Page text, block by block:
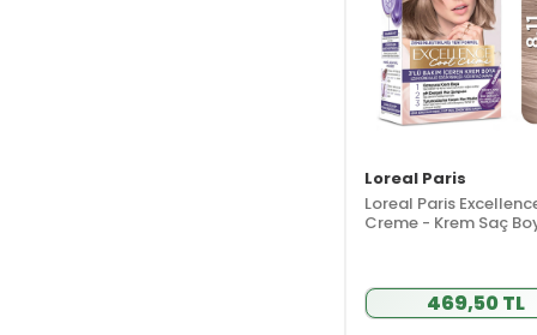
Loreal Paris
Loreal Paris
Creme - Krem Saç
469,50 TL